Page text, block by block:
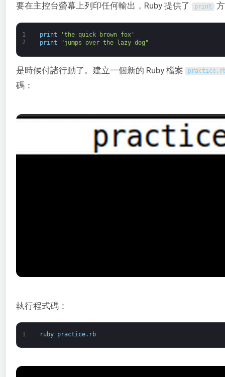
要在主控台螢幕上列印任何輸出，Ruby 提供了 print
1
2
print
'the quick brown fox'
print
"jumps over the lazy dog"
是時候付諸行動了。建立一個新的 Ruby 檔案 practice.
碼：
執行程式碼：
1 ruby practice. rb